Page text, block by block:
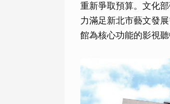
重新爭取預算。文化
力滿足新北市藝文發
館為核心功能的影視聽